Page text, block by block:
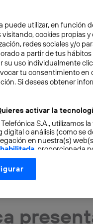
puede utilizar, en función
visitando, cookies propias
redes sociales y/o
a partir de tus
su uso individualmente
tu consentimiento
Si deseas obtener
activar la
S.A., utilizamos
digital o análisis (como se
en nuestra(s)
, proporcionada
consentimiento en cada
Utiq está diseñada
la conexión que utilizas